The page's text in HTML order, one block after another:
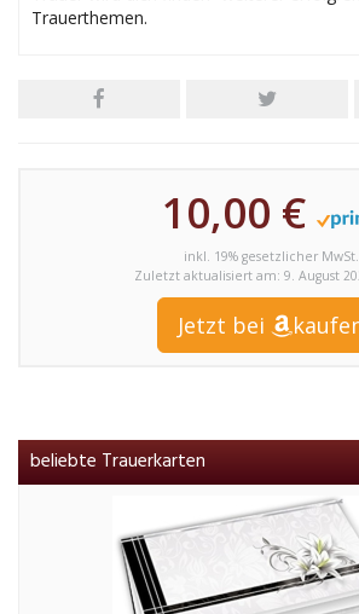
Trauerthemen.
10,00 €
inkl. 19% gesetzlicher MwSt.
Zuletzt aktualisiert am: 9. August
Jetzt bei
beliebte Trauerkarten